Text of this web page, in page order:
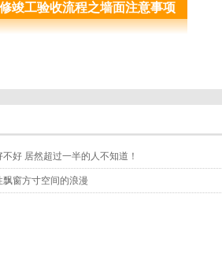
竣工验收流程之墙面注意事项
好 居然超过一半的人不知道！
飘窗方寸空间的浪漫